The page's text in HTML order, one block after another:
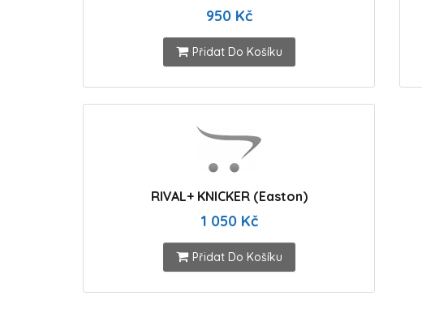
950 Kč
Přidat Do Košíku
RIVAL+ KNICKER (Easton)
1 050 Kč
Přidat Do Košíku